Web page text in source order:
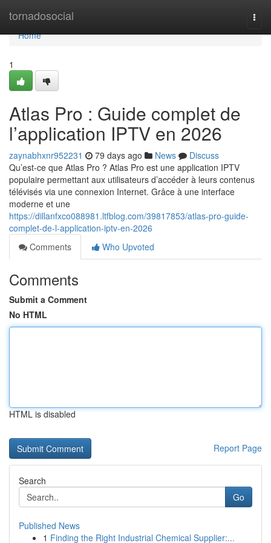
tornadosocial
Home
Home
1
Atlas Pro : Guide complet de
l’application IPTV en 2026
zaynabhxnr952231 79 days ago News
Discuss
Qu’est-ce que Atlas Pro ? Atlas Pro est une application IPTV
populaire permettant aux utilisateurs d’accéder à leurs contenus
télévisés via une connexion Internet. Grâce à une interface
moderne et une
https://dillanfxco088981.ltfblog.com/39817853/atlas-pro-guide-
complet-de-l-application-iptv-en-2026
Comments
Who Upvoted
Comments
Submit a Comment
No HTML
HTML is disabled
Report Page
Search
Go
Published News
1 Finding the Right Industrial Chemical Supplier:...